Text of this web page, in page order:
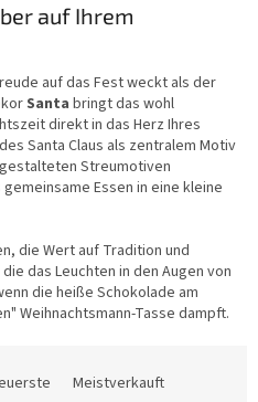
auf Ihrem
auf das Fest weckt als der
Santa bringt das wohl
direkt in das Herz Ihres
Santa Claus als zentralem Motiv
Streumotiven
Essen in eine kleine
die Wert auf Tradition und
das Leuchten in den Augen von
die heiße Schokolade am
Weihnachtsmann-Tasse dampft.
Meistverkauft